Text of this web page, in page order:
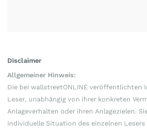
Disclaimer
Allgemeiner Hinweis:
Die bei wallstreetONLINE veröffentlichten
Leser, unabhängig von ihrer konkreten
Anlageverhalten oder ihren Anlagezielen.
individuelle Situation des einzelnen